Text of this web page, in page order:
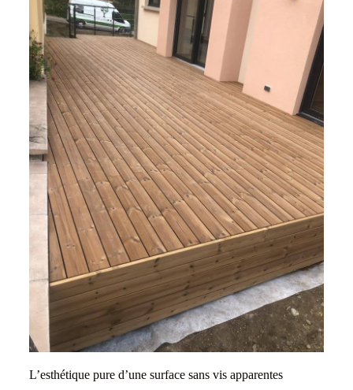
L’esthétique pure d’une surface sans vis apparentes